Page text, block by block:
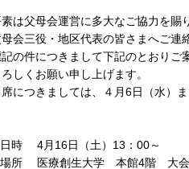
は父母会運営に多大なご協力を賜
会三役・地区代表の皆さまへご連
の件につきまして下記のとおりご
ろしくお願い申し上げます。
につきましては、４月6日（水）
時 4月16日（土）13：00～
所 医療創生大学 本館4階 大会